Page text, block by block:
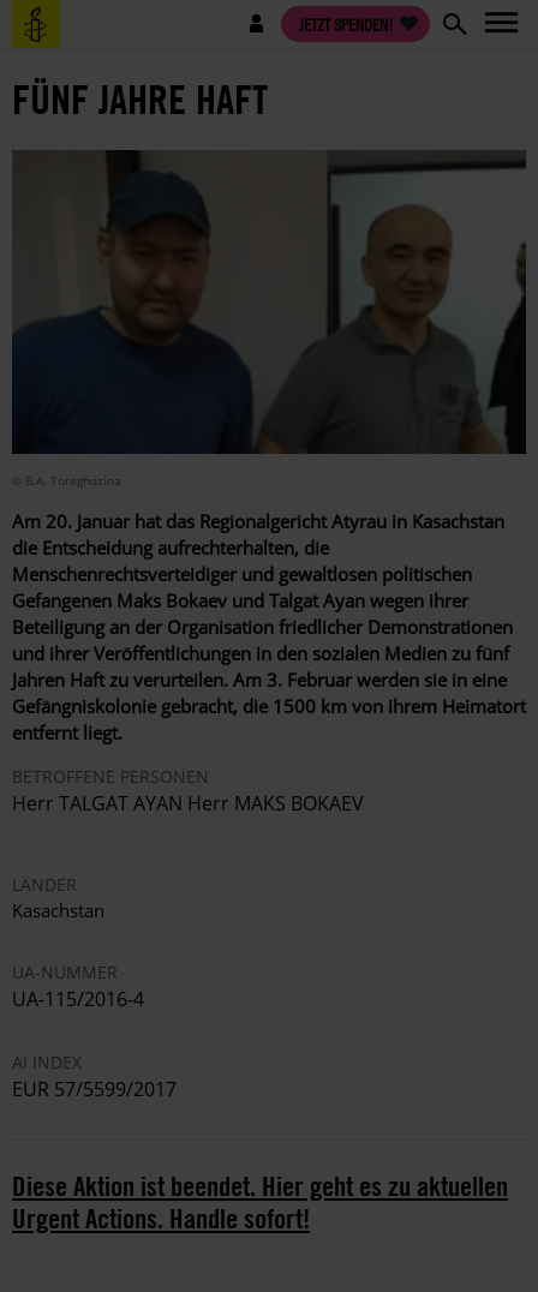
Direkt
zum
Benutzermenü JETZT SPENDEN!
FÜNF JAHRE HAFT
© B.A. Toreghozina
Am 20. Januar hat das Regionalgericht Atyrau in Kasachstan
die Entscheidung aufrechterhalten, die
Menschenrechtsverteidiger und gewaltlosen politischen
Gefangenen Maks Bokaev und Talgat Ayan wegen ihrer
Beteiligung an der Organisation friedlicher Demonstrationen
und ihrer Veröffentlichungen in den sozialen Medien zu fünf
Jahren Haft zu verurteilen. Am 3. Februar werden sie in eine
Gefängniskolonie gebracht, die 1500 km von ihrem Heimatort
entfernt liegt.
BETROFFENE PERSONEN
Herr TALGAT AYAN Herr MAKS BOKAEV
LÄNDER
Kasachstan
UA-NUMMER
UA-115/2016-4
AI INDEX
EUR 57/5599/2017
Diese Aktion ist beendet. Hier geht es zu aktuellen
Urgent Actions. Handle sofort!